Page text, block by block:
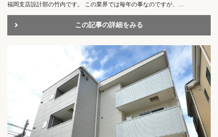
福岡支店設計部の竹内です。 この業界では毎年の事なのですが、…
この記事の詳細をみる